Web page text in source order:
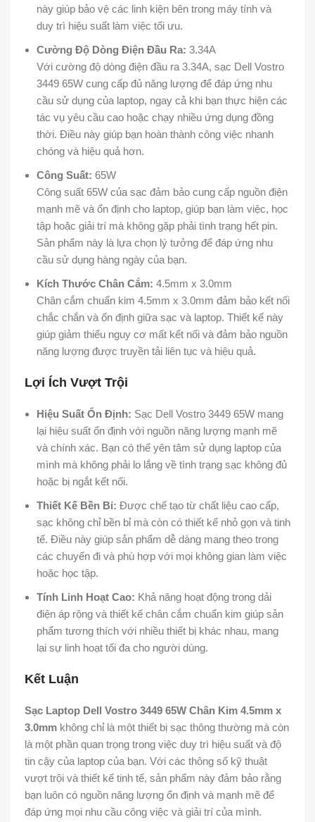
này giúp bảo vệ các linh kiện bên trong máy tính và
duy trì hiệu suất làm việc tối ưu.
Cường Độ Dòng Điện Đầu Ra: 3.34A
Với cường độ dòng điện đầu ra 3.34A, sạc Dell Vostro
3449 65W cung cấp đủ năng lượng để đáp ứng nhu
cầu sử dụng của laptop, ngay cả khi bạn thực hiện các
tác vụ yêu cầu cao hoặc chạy nhiều ứng dụng đồng
thời. Điều này giúp bạn hoàn thành công việc nhanh
chóng và hiệu quả hơn.
Công Suất: 65W
Công suất 65W của sạc đảm bảo cung cấp nguồn điện
mạnh mẽ và ổn định cho laptop, giúp bạn làm việc, học
tập hoặc giải trí mà không gặp phải tình trạng hết pin.
Sản phẩm này là lựa chọn lý tưởng để đáp ứng nhu
cầu sử dụng hàng ngày của bạn.
Kích Thước Chân Cắm: 4.5mm x 3.0mm
Chân cắm chuẩn kim 4.5mm x 3.0mm đảm bảo kết nối
chắc chắn và ổn định giữa sạc và laptop. Thiết kế này
giúp giảm thiểu nguy cơ mất kết nối và đảm bảo nguồn
năng lượng được truyền tải liên tục và hiệu quả.
Lợi Ích Vượt Trội
Hiệu Suất Ổn Định: Sạc Dell Vostro 3449 65W mang
lại hiệu suất ổn định với nguồn năng lượng mạnh mẽ
và chính xác. Bạn có thể yên tâm sử dụng laptop của
mình mà không phải lo lắng về tình trạng sạc không đủ
hoặc bị ngắt kết nối.
Thiết Kế Bền Bỉ: Được chế tạo từ chất liệu cao cấp,
sạc không chỉ bền bỉ mà còn có thiết kế nhỏ gọn và tinh
tế. Điều này giúp sản phẩm dễ dàng mang theo trong
các chuyến đi và phù hợp với mọi không gian làm việc
hoặc học tập.
Tính Linh Hoạt Cao: Khả năng hoạt động trong dải
điện áp rộng và thiết kế chân cắm chuẩn kim giúp sản
phẩm tương thích với nhiều thiết bị khác nhau, mang
lại sự linh hoạt tối đa cho người dùng.
Kết Luận
Sạc Laptop Dell Vostro 3449 65W Chân Kim 4.5mm x
3.0mm không chỉ là một thiết bị sạc thông thường mà còn
là một phần quan trọng trong việc duy trì hiệu suất và độ
tin cậy của laptop của bạn. Với các thông số kỹ thuật
vượt trội và thiết kế tinh tế, sản phẩm này đảm bảo rằng
bạn luôn có nguồn năng lượng ổn định và mạnh mẽ để
đáp ứng mọi nhu cầu công việc và giải trí của mình.